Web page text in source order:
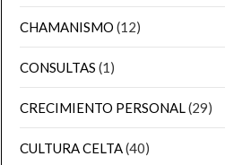
CHAMANISMO (12)
CONSULTAS (1)
CRECIMIENTO PERSONAL(29)
CULTURA CELTA(40)